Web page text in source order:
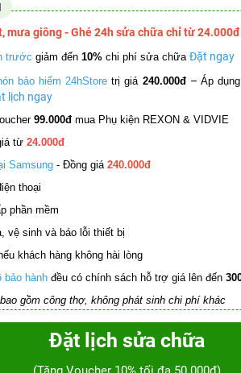
mưa giông - Ghé 24h sửa chữa chỉ từ
trước giảm đến 10% chi phí sửa chữa Đặt ngay
bảo hiểm 24hStore trị giá 240.000đ – Áp
lịch ngay
99.000đ mua Phụ kiện REXON & VIDVIE
từ 24.000đ
Samsung - Đồng giá 240.000đ
thoại
phần mềm
vệ sinh và báo lỗi thiết bị
khách hàng không hài lòng
bảo hành đều có chính sách hỗ trợ giá lên đến
gồm công thợ, không phát sinh chi phí khác
Đặt lịch sửa chữa